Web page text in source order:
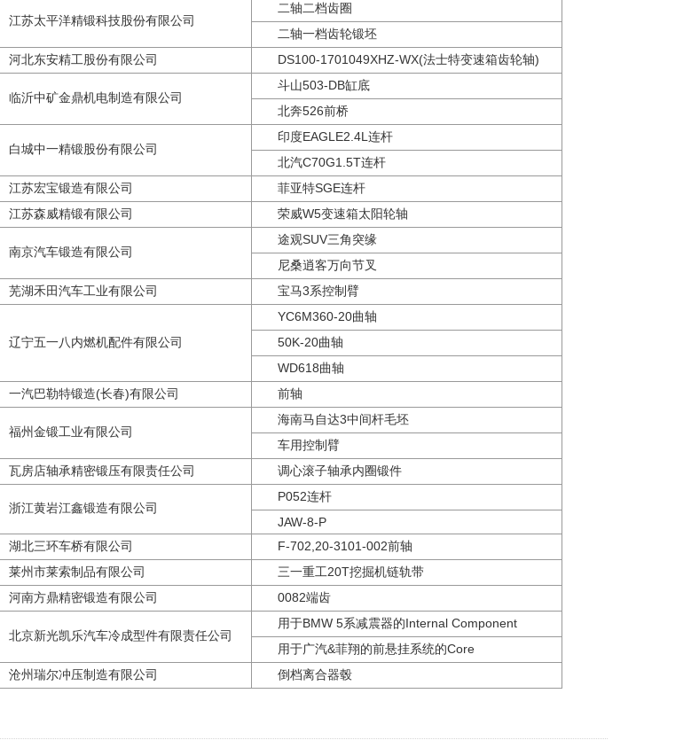
江苏太平洋精锻科技股份有限公司
二轴二档齿圈
二轴一档齿轮锻坯
河北东安精工股份有限公司 DS100-1701049XHZ-WX(法士特变速箱齿轮轴)
临沂中矿金鼎机电制造有限公司
斗山503-DB缸底
北奔526前桥
白城中一精锻股份有限公司
印度EAGLE2.4L连杆
北汽C70G1.5T连杆
江苏宏宝锻造有限公司
菲亚特SGE连杆
江苏森威精锻有限公司 荣威W5变速箱太阳轮轴
南京汽车锻造有限公司
途观SUV三角突缘
尼桑逍客万向节叉
芜湖禾田汽车工业有限公司 宝马3系控制臂
辽宁五一八内燃机配件有限公司
YC6M360-20曲轴
50K-20曲轴
WD618曲轴
一汽巴勒特锻造(长春)有限公司 前轴
福州金锻工业有限公司
海南马自达3中间杆毛坯
车用控制臂
瓦房店轴承精密锻压有限责任公司 调心滚子轴承内圈锻件
浙江黄岩江鑫锻造有限公司
P052连杆
JAW-8-P
湖北三环车桥有限公司
F-702,20-3101-002前轴
莱州市莱索制品有限公司
三一重工20T挖掘机链轨带
河南方鼎精密锻造有限公司 0082端齿
北京新光凯乐汽车冷成型件有限责任公司
用于BMW 5系减震器的Internal Component
用于广汽&菲翔的前悬挂系统的Core
沧州瑞尔冲压制造有限公司 倒档离合器毂